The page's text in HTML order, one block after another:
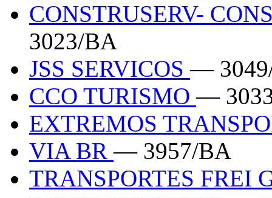
CONSTRUSERV-
3023/BA
JSS SERVICOS—
CCO TURISMO—
EXTREMOS
VIA BR— 3957/BA
TRANSPORTES FREI